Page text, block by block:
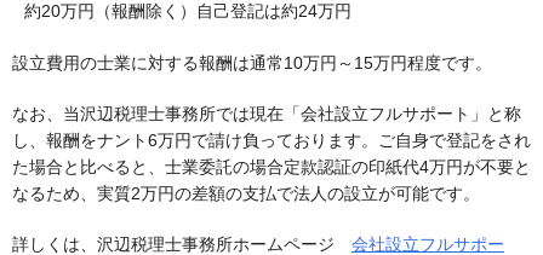
約20万円（報酬除く）自己登記は約24万円
設立費用の士業に対する報酬は通常10万円～15万円程度です。
なお、当沢辺税理士事務所では現在「会社設立フルサポート」と称
し、報酬をナント6万円で請け負っております。ご自身で登記をされ
た場合と比べると、士業委託の場合定款認証の印紙代4万円が不要と
なるため、実質2万円の差額の支払で法人の設立が可能です。
詳しくは、沢辺税理士事務所ホームページ 会社設立フルサポー